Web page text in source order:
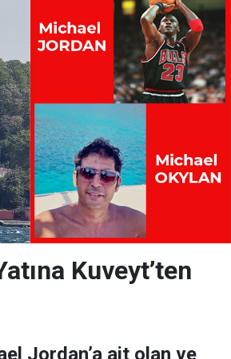
Kuveyt’ten
Jordan’a ait olan ve